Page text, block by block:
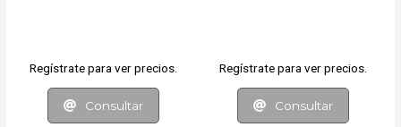
Regístrate para ver precios.
Consultar
Regístrate para ver precios.
Consultar